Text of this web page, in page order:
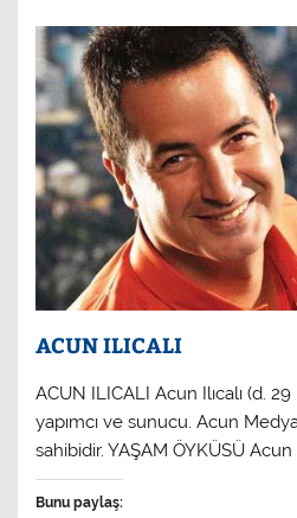
ACUN ILICALI
ACUN ILICALI Acun Ilıcalı (d.
yapımcı ve sunucu. Acun
sahibidir. YAŞAM ÖYKÜSÜ Acun
Bunu paylaş: